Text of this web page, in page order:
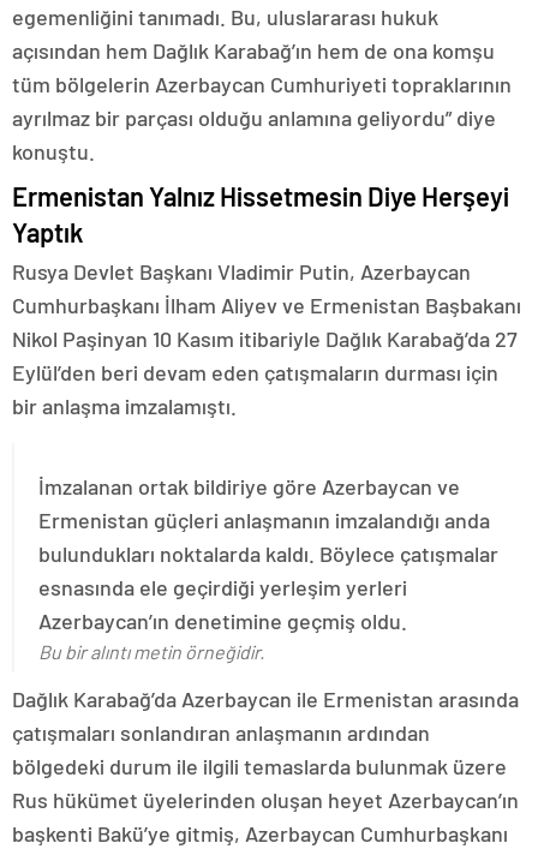
egemenliğini tanımadı. Bu, uluslararası hukuk
açısından hem Dağlık Karabağ’ın hem de ona komşu
tüm bölgelerin Azerbaycan Cumhuriyeti topraklarının
ayrılmaz bir parçası olduğu anlamına geliyordu” diye
konuştu.
Ermenistan Yalnız Hissetmesin Diye Herşeyi
Yaptık
Rusya Devlet Başkanı Vladimir Putin, Azerbaycan
Cumhurbaşkanı İlham Aliyev ve Ermenistan Başbakanı
Nikol Paşinyan 10 Kasım itibariyle Dağlık Karabağ’da 27
Eylül’den beri devam eden çatışmaların durması için
bir anlaşma imzalamıştı.
İmzalanan ortak bildiriye göre Azerbaycan ve
Ermenistan güçleri anlaşmanın imzalandığı anda
bulundukları noktalarda kaldı. Böylece çatışmalar
esnasında ele geçirdiği yerleşim yerleri
Azerbaycan’ın denetimine geçmiş oldu.
Bu bir alıntı metin örneğidir.
Dağlık Karabağ’da Azerbaycan ile Ermenistan arasında
çatışmaları sonlandıran anlaşmanın ardından
bölgedeki durum ile ilgili temaslarda bulunmak üzere
Rus hükümet üyelerinden oluşan heyet Azerbaycan’ın
başkenti Bakü’ye gitmiş, Azerbaycan Cumhurbaşkanı